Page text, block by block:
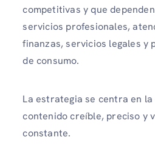
competitivas y que
servicios profesionales,
finanzas, servicios legales y
de consumo.
La estrategia se centra en
contenido creíble, preciso y
constante.